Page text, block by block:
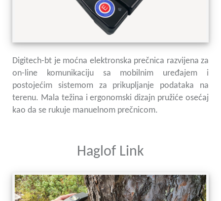
Digitech-bt je moćna elektronska prečnica razvijena za
on-line komunikaciju sa mobilnim uređajem i
postojećim sistemom za prikupljanje podataka na
terenu. Mala težina i ergonomski dizajn pružiće osećaj
kao da se rukuje manuelnom prečnicom.
Haglof Link